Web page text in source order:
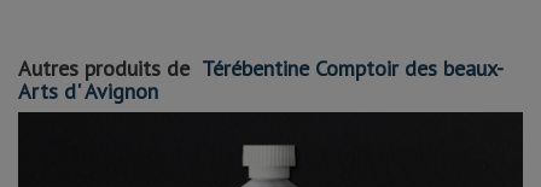
Autres produits de Térébentine Comptoir des beaux-
Arts d' Avignon